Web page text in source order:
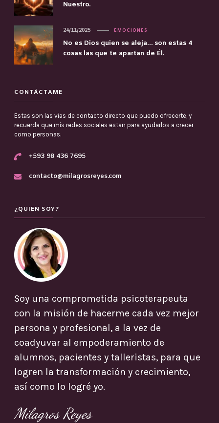
Nuestro.
EMOCIONES
No es Dios quien se aleja… son estas 4
cosas las que te apartan de Él.
24/11/2025
CONTÁCTAME
Estas son las vias de contacto directo que puedo ofrecerte, y
recuerda que mis redes sociales estan para ayudarlos a crecer
como personas.
+593 98 436 7695
contacto@milagrosreyes.com
¿QUIEN SOY?
Soy una comprometida psicoterapeuta
con la misión de hacerme cada vez mejor
persona y profesional, a la vez de
coadyuvar al empoderamiento de
alumnos, pacientes y talleristas, para que
logren la transformación y crecimiento,
así como lo logré yo.
Milagros Reyes